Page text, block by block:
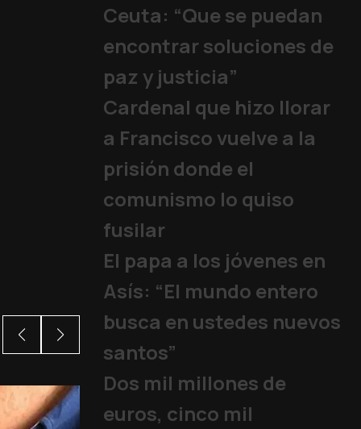
Ceuta: “Que se puedan
encontrar soluciones de
paz y justicia”
Cardenal que hizo llorar
a Francisco vuelve a la
prisión donde el
comunismo lo quiso
fusilar
El papa a los jóvenes en
Asís: “El mundo entero
busca en ustedes nuevos
santos”
Dos mil millones de
euros, cinco mil